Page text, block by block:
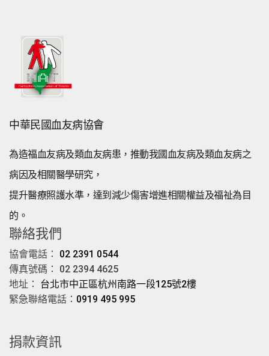
中華民國血友病協會
為造福血友病及類血友病患，推動我國血友病及類血友病之
病因及相關醫學研究，
提升醫療照護水準，達到減少傷害增進相關權益及福祉為目
的。
聯絡我們
協會電話： 02 2391 0544
傳真號碼： 02 2394 4625
地址： 台北市中正區杭州南路一段125號2樓
緊急聯絡電話： 0919 495 995
捐款資訊